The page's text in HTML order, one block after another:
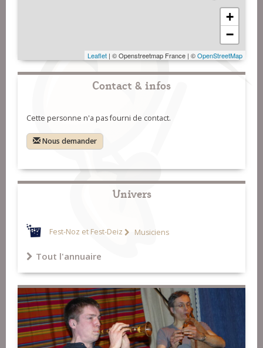
+
−
Leaflet | © Openstreetmap France | ©OpenStreetMap
Contact & infos
Cette personne n'a pas fourni de contact.
Nous demander
Univers
Fest-Noz et Fest-Deiz Musiciens
Tout l'annuaire